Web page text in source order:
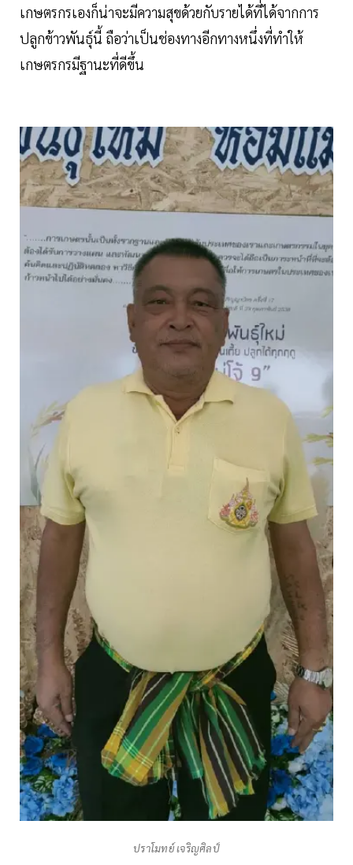
เกษตรกรเองก็น่าจะมีความสุขด้วยกับรายได้ที่ได้จากการ
ปลูกข้าวพันธุ์นี้ ถือว่าเป็นช่องทางอีกทางหนึ่งที่ทำให้
เกษตรกรมีฐานะที่ดีขึ้น
ปราโมทย์ เจริญศิลป์